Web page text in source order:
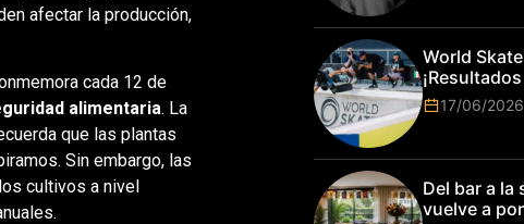
afectar la producción,
cada 12 de
alimentaria. La
que las plantas
Sin embargo, las
cultivos a nivel
World
Park de
17/06/2026
Del bar a la
vuelve a